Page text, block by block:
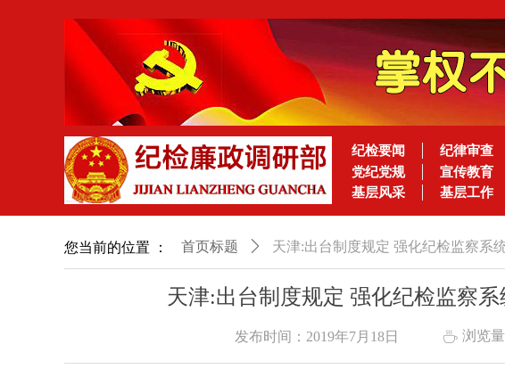
纪检要闻 纪律审查
党纪党规
宣传教育
基层风采
基层工作
天津:出台制度规定 强化纪检监察
首页标题 ꄲ 天津:出台制度规定 强化纪检监察系
您当前的位置 ：
发布时间： 2019年7月18日 ꄘ 浏览量